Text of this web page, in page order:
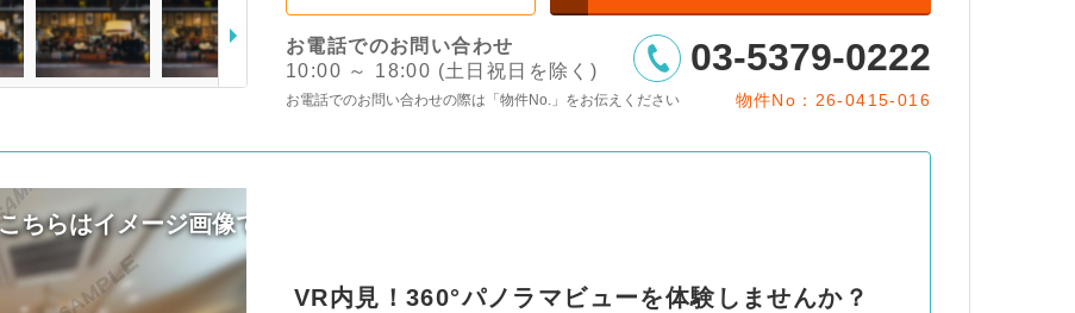
お電話でのお問い合わせ
10:00 ～ 18:00 (土日祝日を除く)
03-5379-0222
お電話でのお問い合わせの際は「物件No.」をお伝えください 物件No：26-0415-016
VR内見！360°パノラマビューを体験しませんか？